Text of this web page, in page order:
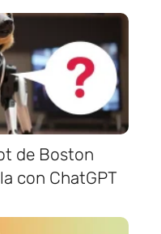
de Boston
con ChatGPT